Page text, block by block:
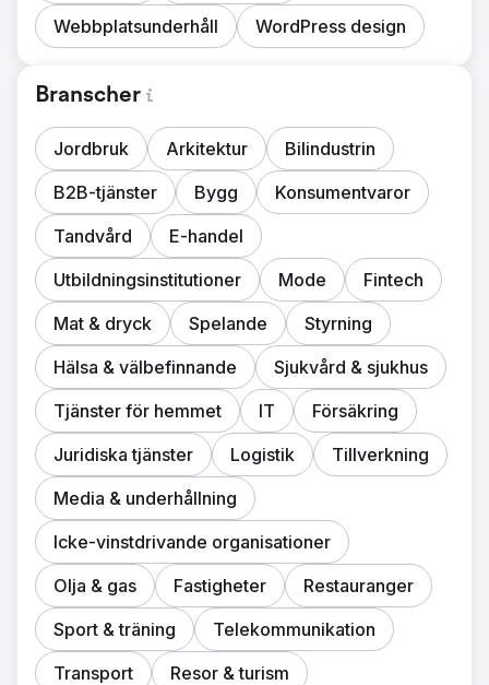
Webbplatsunderhåll
WordPress design
Branscher
Jordbruk Arkitektur
Bilindustrin
B2B-tjänster
Bygg
Konsumentvaror
Tandvård
E-handel
Utbildningsinstitutioner
Mode
Fintech
Mat & dryck
Spelande
Styrning
Hälsa & välbefinnande
Sjukvård & sjukhus
Tjänster för hemmet
IT
Försäkring
Juridiska tjänster
Logistik
Tillverkning
Media & underhållning
Icke-vinstdrivande organisationer
Olja & gas
Fastigheter
Restauranger
Sport & träning
Telekommunikation
Transport
Resor & turism